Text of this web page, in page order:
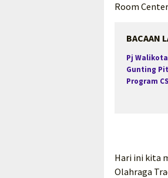
Room
BACAAN
Pj
Gunting
Program
Hari ini kita
Olahraga